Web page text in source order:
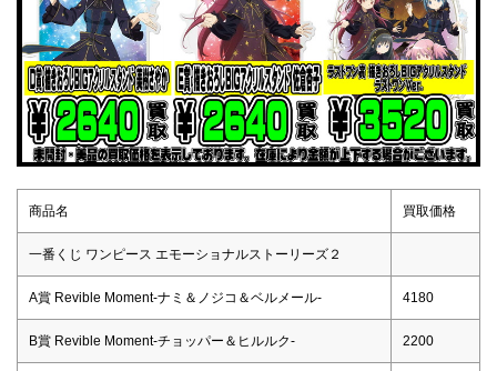
商品名 買取価格
一番くじ ワンピース エモーショナルストーリーズ２
A賞 Revible Moment-ナミ＆ノジコ＆ベルメール- 4180
B賞 Revible Moment-チョッパー＆ヒルルク- 2200